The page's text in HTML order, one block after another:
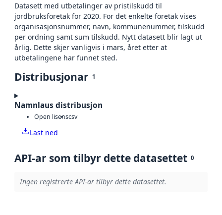
Datasett med utbetalinger av pristilskudd til
jordbruksforetak for 2020. For det enkelte foretak vises
organisasjonsnummer, navn, kommunenummer, tilskudd
per ordning samt sum tilskudd. Nytt datasett blir lagt ut
årlig. Dette skjer vanligvis i mars, året etter at
utbetalingene har funnet sted.
Distribusjonar 1
Namnlaus distribusjon
Open lisenscsv
Last ned
API-ar som tilbyr dette datasettet 0
Ingen registrerte API-ar tilbyr dette datasettet.